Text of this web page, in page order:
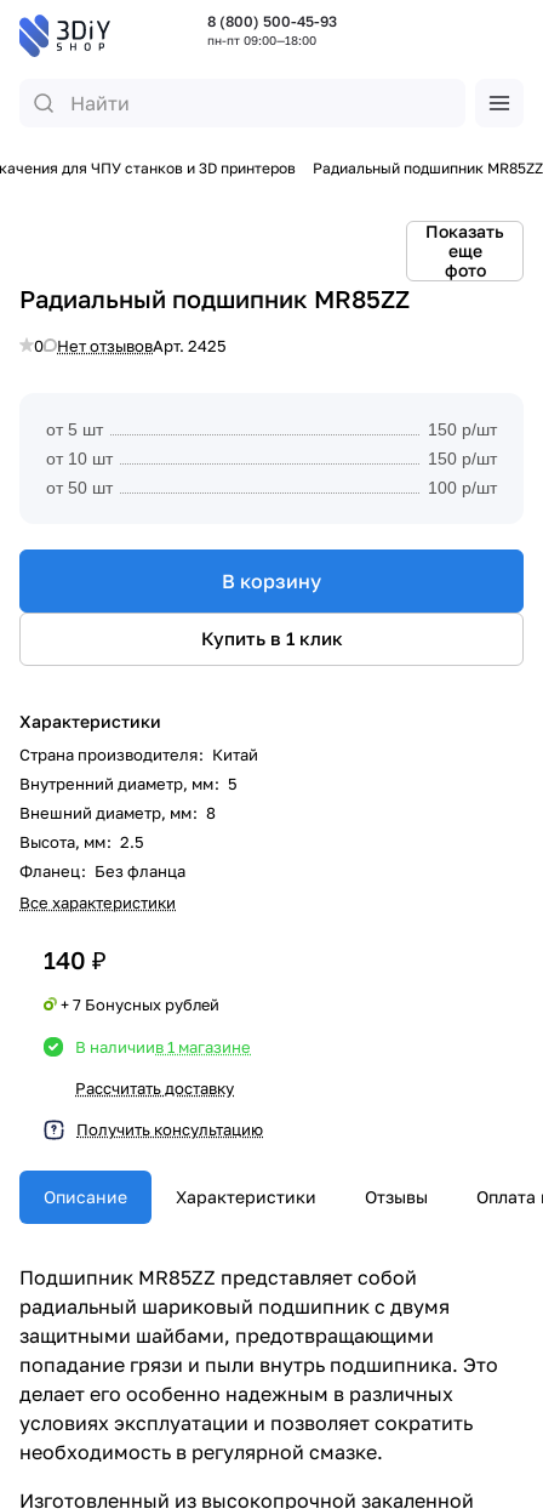
8 (800) 500-45-93
пн-пт 09:00—18:00
для ЧПУ станков и 3D принтеров Радиальный подшипник MR85ZZ
Показать
еще
фото
Радиальный подшипник MR85ZZ
0 Нет отзывовАрт. 2425
от 5 шт
150 р/шт
от 10 шт
150 р/шт
от 50 шт
100 р/шт
В корзину
Купить в 1 клик
Характеристики
Страна производителя: Китай
Внутренний диаметр, мм: 5
Внешний диаметр, мм: 8
Высота, мм: 2.5
Фланец: Без фланца
Все характеристики
140 ₽
+ 7 Бонусных рублей
В наличиив 1 магазине
Рассчитать доставку
Получить консультацию
Описание Характеристики Отзывы Оплата
Подшипник MR85ZZ представляет собой
радиальный шариковый подшипник с двумя
защитными шайбами, предотвращающими
попадание грязи и пыли внутрь подшипника. Это
делает его особенно надежным в различных
условиях эксплуатации и позволяет сократить
необходимость в регулярной смазке.
Изготовленный из высокопрочной закаленной